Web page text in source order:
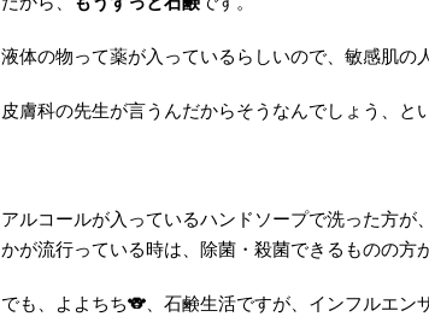
液体の物って薬が入っているらしいので、敏感肌の
皮膚科の先生が言うんだからそうなんでしょう、と
アルコールが入っているハンドソープで洗った方が
かが流行っている時は、除菌・殺菌できるものの方
でも、よよちち🐨、石鹸生活ですが、インフルエ